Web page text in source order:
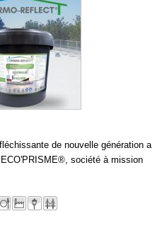
de nouvelle génération a
société à mission